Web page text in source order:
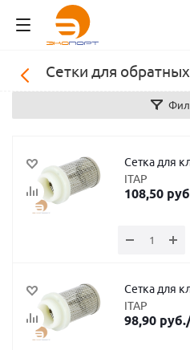
Сетки для
Сетка для
ITAP
108,50
Сетка для
ITAP
98,90руб.